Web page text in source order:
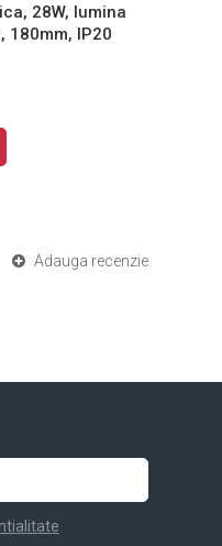
28W, lumina
180mm, IP20
Adauga recenzie